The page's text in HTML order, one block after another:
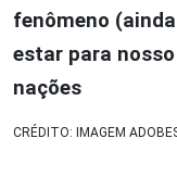
fenômeno
estar para
nações
CRÉDITO: IMAGEM